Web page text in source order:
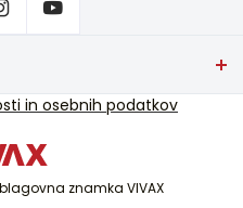
znamka VIVAX
in osebnih podatkov